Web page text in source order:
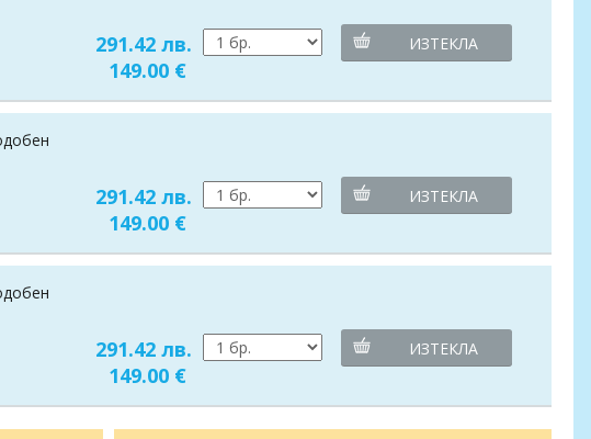
291.42 лв.
149.00 €
ИЗТЕКЛА
291.42 лв.
149.00 €
ИЗТЕКЛА
291.42 лв.
149.00 €
ИЗТЕКЛА